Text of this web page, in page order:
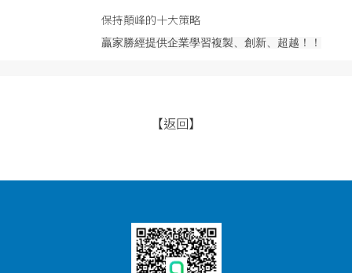
保持顛峰的十大策略
贏家勝經提供企業學習複製、創新、超越！！
【返回】